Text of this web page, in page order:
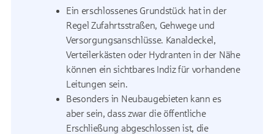
Ein erschlossenes Grundstück hat in der
Regel Zufahrtsstraßen, Gehwege und
Versorgungsanschlüsse. Kanaldeckel,
Verteilerkästen oder Hydranten in der Nähe
können ein sichtbares Indiz für vorhandene
Leitungen sein.
Besonders in Neubaugebieten kann es
aber sein, dass zwar die öffentliche
Erschließung abgeschlossen ist, die